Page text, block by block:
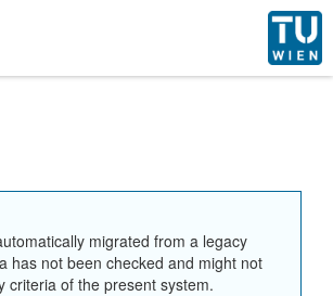
migrated from a legacy
has not been checked and might not
criteria of the present system.